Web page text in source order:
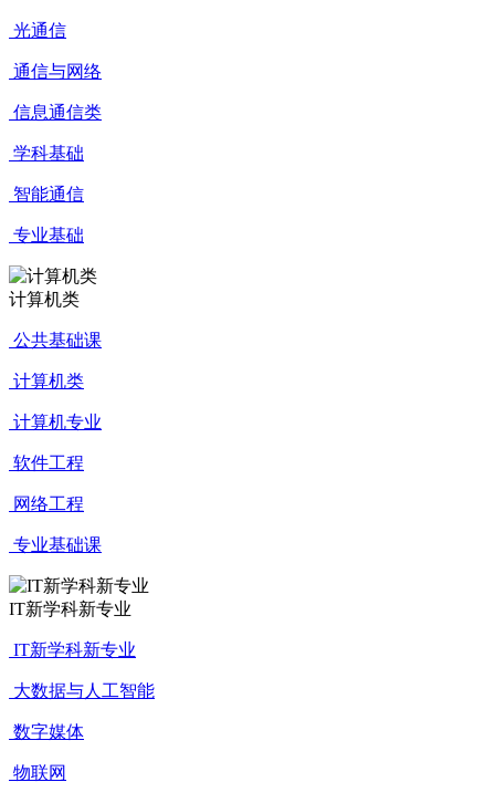
光通信
通信与网络
信息通信类
学科基础
智能通信
专业基础
计算机类
公共基础课
计算机类
计算机专业
软件工程
网络工程
专业基础课
IT新学科新专业
IT新学科新专业
大数据与人工智能
数字媒体
物联网